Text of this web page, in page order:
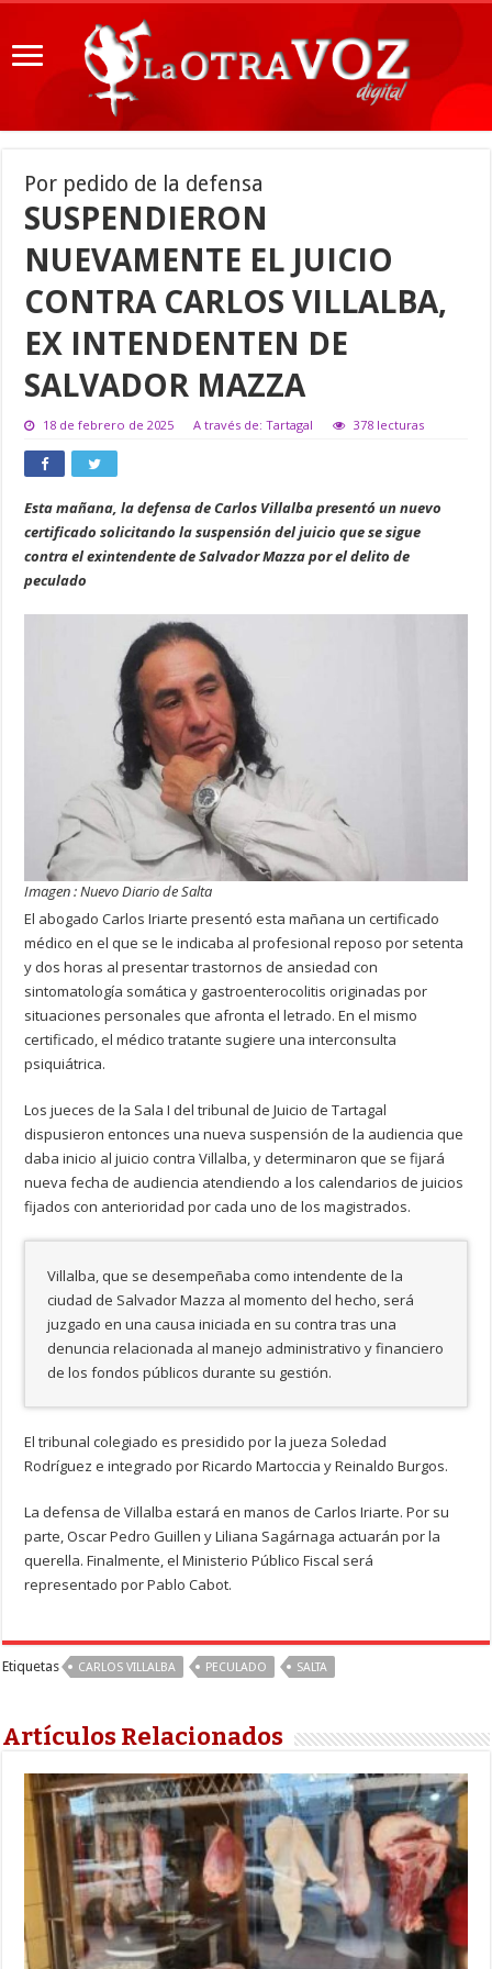
Por pedido de la defensa
SUSPENDIERON
NUEVAMENTE EL JUICIO
CONTRA CARLOS VILLALBA,
EX INTENDENTEN DE
SALVADOR MAZZA
18 de febrero de 2025 A través de: Tartagal 378 lecturas
Esta mañana, la defensa de Carlos Villalba presentó un nuevo
certificado solicitando la suspensión del juicio que se sigue
contra el exintendente de Salvador Mazza por el delito de
peculado
Imagen : Nuevo Diario de Salta
El abogado Carlos Iriarte presentó esta mañana un certificado
médico en el que se le indicaba al profesional reposo por setenta
y dos horas al presentar trastornos de ansiedad con
sintomatología somática y gastroenterocolitis originadas por
situaciones personales que afronta el letrado. En el mismo
certificado, el médico tratante sugiere una interconsulta
psiquiátrica.
Los jueces de la Sala I del tribunal de Juicio de Tartagal
dispusieron entonces una nueva suspensión de la audiencia que
daba inicio al juicio contra Villalba, y determinaron que se fijará
nueva fecha de audiencia atendiendo a los calendarios de juicios
fijados con anterioridad por cada uno de los magistrados.
Villalba, que se desempeñaba como intendente de la
ciudad de Salvador Mazza al momento del hecho, será
juzgado en una causa iniciada en su contra tras una
denuncia relacionada al manejo administrativo y financiero
de los fondos públicos durante su gestión.
El tribunal colegiado es presidido por la jueza Soledad
Rodríguez e integrado por Ricardo Martoccia y Reinaldo Burgos.
La defensa de Villalba estará en manos de Carlos Iriarte. Por su
parte, Oscar Pedro Guillen y Liliana Sagárnaga actuarán por la
querella. Finalmente, el Ministerio Público Fiscal será
representado por Pablo Cabot.
Etiquetas CARLOS VILLALBA PECULADO SALTA
Artículos Relacionados